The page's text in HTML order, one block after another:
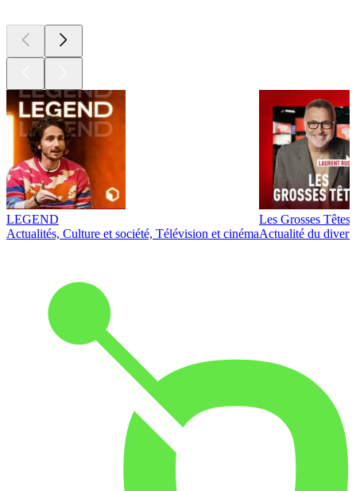
LEGEND
Actualités, Culture et société, Télévision et cinéma
Les Grosses Têtes
Actualité du